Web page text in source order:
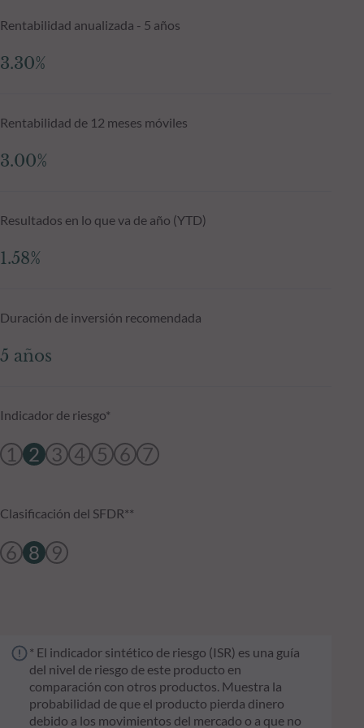
Rentabilidad anualizada - 5 años
3.30%
Rentabilidad de 12 meses móviles
3.00%
Resultados en lo que va de año (YTD)
1.58%
Duración de inversión recomendada
5 años
Indicador de riesgo*
1 2 3 4 5 6 7
Clasificación del SFDR**
6 8 9
* El indicador sintético de riesgo (ISR) es una guía
del nivel de riesgo de este producto en
comparación con otros productos. Muestra la
probabilidad de que el producto pierda dinero
debido a los movimientos del mercado o a que no